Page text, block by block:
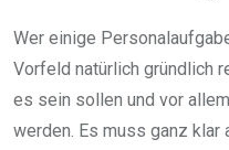
Wer einige
Vorfeld natürlich gründlich
es sein sollen und vor
werden. Es muss ganz